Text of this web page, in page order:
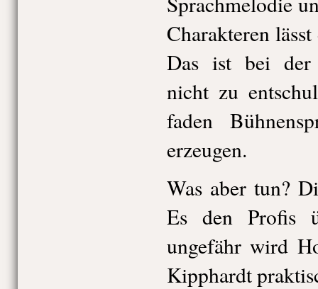
Charakteren
Das ist bei der
nicht zu
faden
erzeugen.
Was aber tun?
Es den Profis
ungefähr wird
Kipphardt